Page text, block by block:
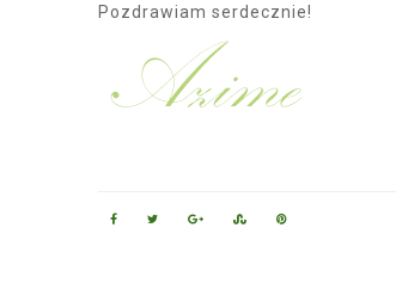
Pozdrawiam serdecznie!